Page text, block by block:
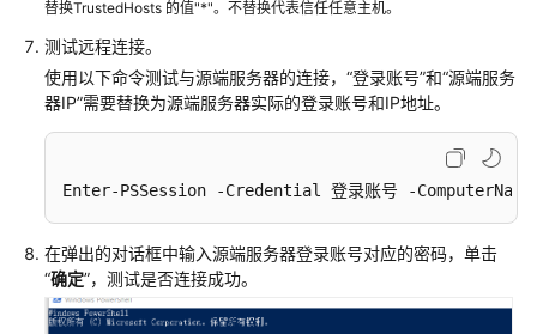
持
采
集
和
移
操
作
系
统
替换TrustedHosts 的值"*"。不替换代表信任任意主机。
测试远程连接。
使用以下命令测试与源端服务器的连接，“登录账号”和“源端服务
器IP”需要替换为源端服务器实际的登录账号和IP地址。
Enter-PSSession -Credential 登录账号 -ComputerName
在弹出的对话框中输入源端服务器登录账号对应的密码，单击
“确定”，测试是否连接成功。